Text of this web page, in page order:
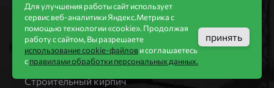
Комбинат СТРОМА
Вяземский кирпичный завод
Продукция
Каталог
Блоки Bonolit
Строительный кирпич
Для улучшения работы сайт использует
сервис веб-аналитики Яндекс.Метрика с
помощью технологии «cookie». Продолжая
работу с сайтом, Вы разрешаете
использование cookie-файлови соглашаетесь
справилами обработки персональных данных.
принять